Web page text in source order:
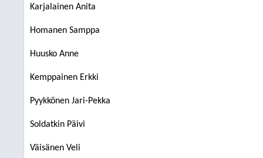
Karjalainen Anita
Homanen Samppa
Huusko Anne
Kemppainen Erkki
Pyykkönen Jari-Pekka
Soldatkin Päivi
Väisänen Veli